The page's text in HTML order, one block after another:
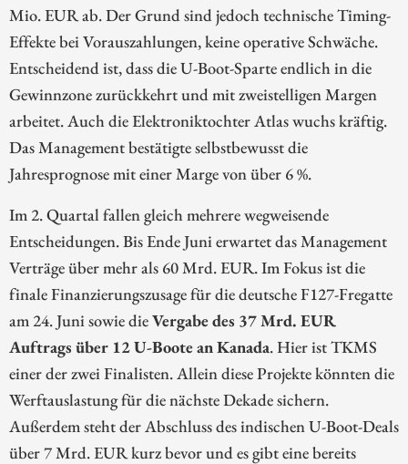
Mio. EUR ab. Der Grund sind jedoch technische Timing-
Effekte bei Vorauszahlungen, keine operative Schwäche.
Entscheidend ist, dass die U-Boot-Sparte endlich in die
Gewinnzone zurückkehrt und mit zweistelligen Margen
arbeitet. Auch die Elektroniktochter Atlas wuchs kräftig.
Das Management bestätigte selbstbewusst die
Jahresprognose mit einer Marge von über 6 %.
Im 2. Quartal fallen gleich mehrere wegweisende
Entscheidungen. Bis Ende Juni erwartet das Management
Verträge über mehr als 60 Mrd. EUR. Im Fokus ist die
finale Finanzierungszusage für die deutsche F127-Fregatte
am 24. Juni sowie dieVergabe des 37 Mrd. EUR
Auftrags über 12 U-Boote an Kanada. Hier ist TKMS
einer der zwei Finalisten. Allein diese Projekte könnten die
Werftauslastung für die nächste Dekade sichern.
Außerdem steht der Abschluss des indischen U-Boot-Deals
über 7 Mrd. EUR kurz bevor und es gibt eine bereits